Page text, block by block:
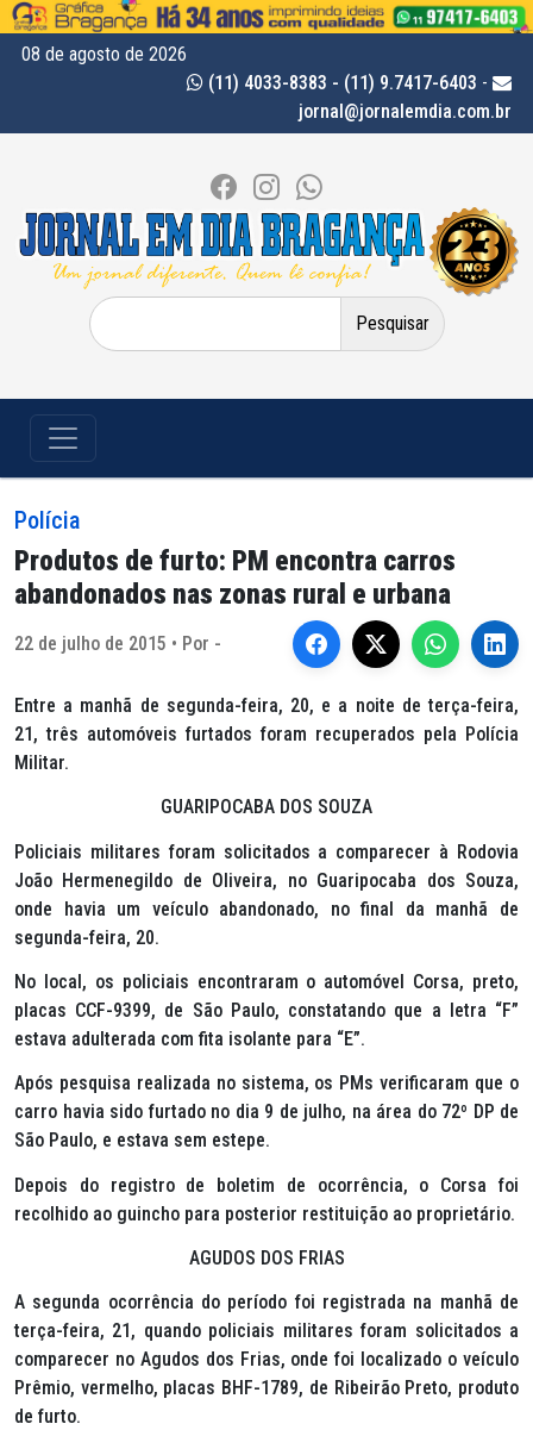
08 de agosto de 2026
(11) 4033-8383 - (11) 9.7417-6403 -
jornal@jornalemdia.com.br
Pesquisar
por:
Polícia
Produtos de furto: PM encontra carros
abandonados nas zonas rural e urbana
22 de julho de 2015 • Por -
Entre a manhã de segunda-feira, 20, e a noite de terça-feira,
21, três automóveis furtados foram recuperados pela Polícia
Militar.
GUARIPOCABA DOS SOUZA
Policiais militares foram solicitados a comparecer à Rodovia
João Hermenegildo de Oliveira, no Guaripocaba dos Souza,
onde havia um veículo abandonado, no final da manhã de
segunda-feira, 20.
No local, os policiais encontraram o automóvel Corsa, preto,
placas CCF-9399, de São Paulo, constatando que a letra “F”
estava adulterada com fita isolante para “E”.
Após pesquisa realizada no sistema, os PMs verificaram que o
carro havia sido furtado no dia 9 de julho, na área do 72º DP de
São Paulo, e estava sem estepe.
Depois do registro de boletim de ocorrência, o Corsa foi
recolhido ao guincho para posterior restituição ao proprietário.
AGUDOS DOS FRIAS
A segunda ocorrência do período foi registrada na manhã de
terça-feira, 21, quando policiais militares foram solicitados a
comparecer no Agudos dos Frias, onde foi localizado o veículo
Prêmio, vermelho, placas BHF-1789, de Ribeirão Preto, produto
de furto.